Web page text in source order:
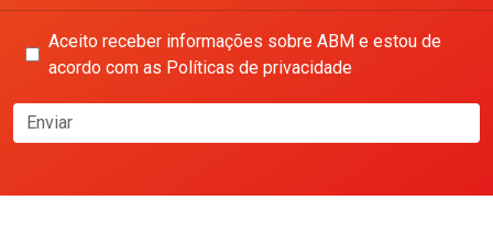
Aceito receber informações sobre ABM e estou de
acordo com as Políticas de privacidade
Enviar